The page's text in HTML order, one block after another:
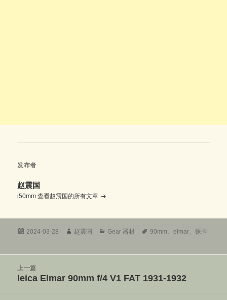
发布者
赵震国
i50mm查看赵震国的所有文章
发
2024-03-28
作
赵震国
分
Gear 器材
标
90mm 、elmar、徕卡
上一篇
上
leica Elmar 90mm f/4 V1 FAT 1931-1932